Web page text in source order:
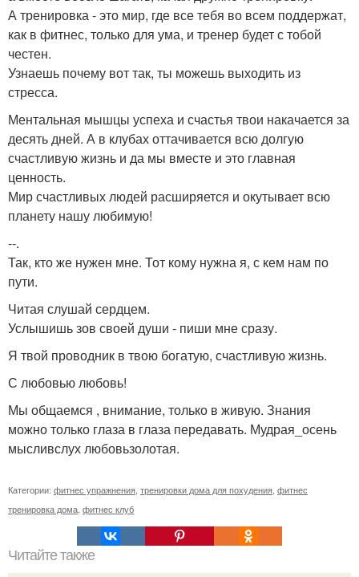
А тренировка - это мир, где все тебя во всем поддержат,
как в фитнес, только для ума, и тренер будет с тобой
честен.
Узнаешь почему вот так, ты можешь выходить из
стресса.
Ментальная мышцы успеха и счастья твои накачается за
десять дней. А в клубах оттачивается всю долгую
счастливую жизнь и да мы вместе и это главная
ценность.
Мир счастливых людей расширяется и окутывает всю
планету нашу любимую!
--.
Так, кто же нужен мне. Тот кому нужна я, с кем нам по
пути.
Читая слушай сердцем.
Услышишь зов своей души - пиши мне сразу.
Я твой проводник в твою богатую, счастливую жизнь.
С любовью любовь!
Мы общаемся , внимание, только в живую. Знания
можно только глаза в глаза передавать. Мудрая_осень
мысливслух любовьзолотая.
Категории: фитнес упражнения, тренировки дома для похудения, фитнес
тренировка дома, фитнес клуб
Читайте также